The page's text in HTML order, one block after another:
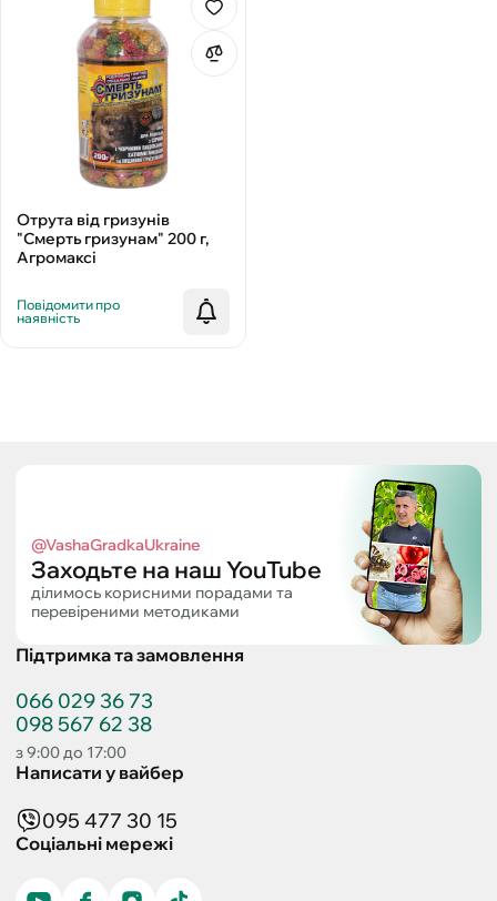
Отрута від гризунів
"Смерть гризунам" 200 г,
Агромаксі
Повідомити про
наявність
@VashaGradkaUkraine
Заходьте на наш YouTube
ділимось корисними порадами та
перевіреними методиками
Підтримка та замовлення
066 029 36 73
098 567 62 38
з 9:00 до 17:00
Написати у вайбер
095 477 30 15
Соціальні мережі